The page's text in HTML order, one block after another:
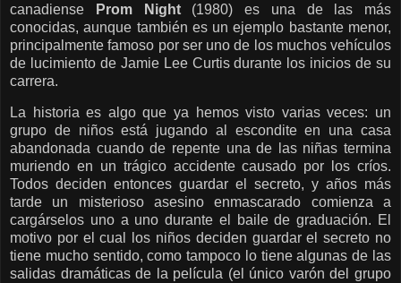
canadiense
Prom Night(1980) es una de las más
conocidas, aunque también es un ejemplo bastante menor,
principalmente famoso por ser uno de los muchos vehículos
de lucimiento de Jamie Lee Curtis durante los inicios de su
carrera.
La historia es algo que ya hemos visto varias veces: un
grupo de niños está jugando al escondite en una casa
abandonada cuando de repente una de las niñas termina
muriendo en un trágico accidente causado por los críos.
Todos deciden entonces guardar el secreto, y años más
tarde un misterioso asesino enmascarado comienza a
cargárselos uno a uno durante el baile de graduación. El
motivo por el cual los niños deciden guardar el secreto no
tiene mucho sentido, como tampoco lo tiene algunas de las
salidas dramáticas de la película (el único varón del grupo